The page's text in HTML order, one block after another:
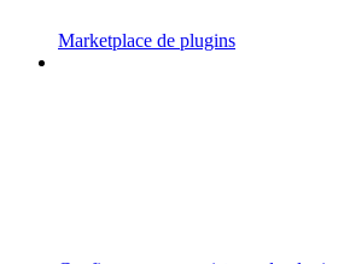
Marketplace de plugins